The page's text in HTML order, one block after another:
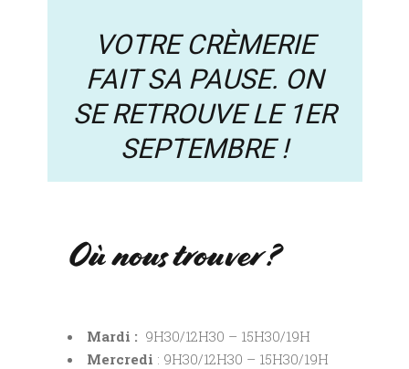
VOTRE CRÈMERIE
FAIT SA PAUSE. ON
SE RETROUVE LE 1ER
SEPTEMBRE !
Où nous trouver ?
Mardi : 9H30/12H30 – 15H30/19H
Mercredi : 9H30/12H30 – 15H30/19H